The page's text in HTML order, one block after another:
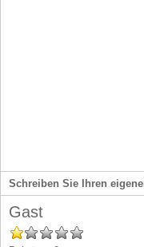
Schreiben Sie Ihren
Gast